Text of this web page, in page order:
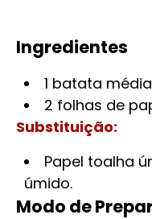
Ingredientes
1 batata média
2 folhas de
Substituição:
Papel toalha
úmido.
Modo de